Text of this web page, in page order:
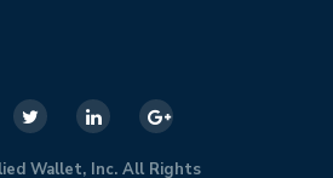
Wallet, Inc. All Rights